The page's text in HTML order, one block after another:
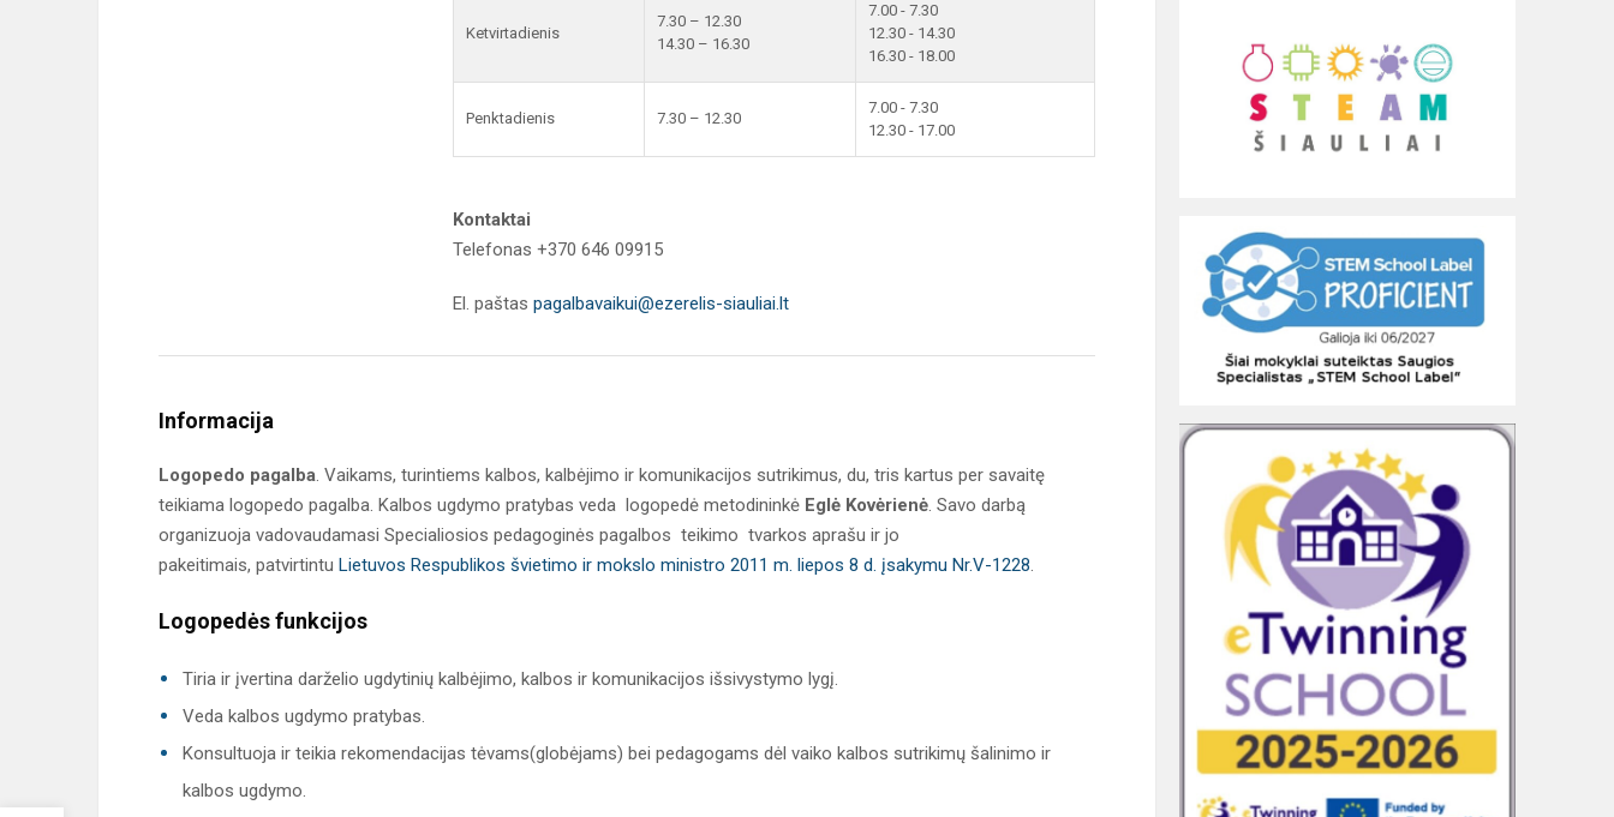
Ketvirtadienis
7.30 – 12.30
14.30 – 16.30
7.00 - 7.30
12.30 - 14.30
16.30 - 18.00
Penktadienis 7.30 – 12.30
7.00 - 7.30
12.30 - 17.00
Kontaktai
Telefonas +370 646 09915
El. paštas pagalbavaikui@ezerelis-siauliai.lt
Informacija
Logopedo pagalba. Vaikams, turintiems kalbos, kalbėjimo ir komunikacijos sutrikimus, du, tris kartus per savaitę
teikiama logopedo pagalba. Kalbos ugdymo pratybas veda logopedė metodininkė Eglė Kovėrienė. Savo darbą
organizuoja vadovaudamasi Specialiosios pedagoginės pagalbos teikimo tvarkos aprašu ir jo
pakeitimais, patvirtintu Lietuvos Respublikos švietimo ir mokslo ministro 2011 m. liepos 8 d. įsakymu Nr.V-1228.
Logopedės funkcijos
Tiria ir įvertina darželio ugdytinių kalbėjimo, kalbos ir komunikacijos išsivystymo lygį.
Veda kalbos ugdymo pratybas.
Konsultuoja ir teikia rekomendacijas tėvams(globėjams) bei pedagogams dėl vaiko kalbos sutrikimų šalinimo ir
kalbos ugdymo.